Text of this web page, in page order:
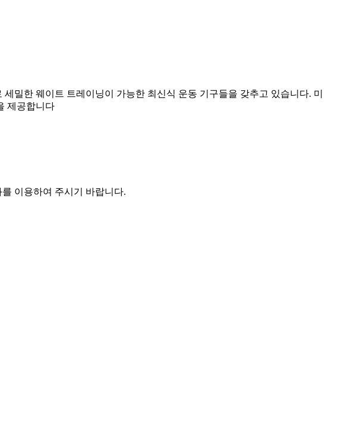
밀한 웨이트 트레이닝이 가능한 최신식 운동 기구들을 갖추고 있습니다. 미
제공합니다
이용하여 주시기 바랍니다.